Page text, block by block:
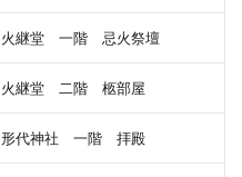
火継堂 一階 忌火祭壇
火継堂 二階 柩部屋
形代神社 一階 拝殿